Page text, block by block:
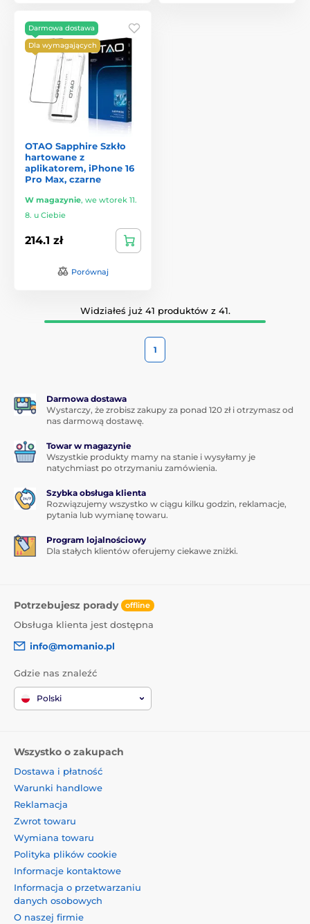
Darmowa dostawa
Dla wymagających
OTAO Sapphire Szkło
hartowane z
aplikatorem, iPhone 16
Pro Max, czarne
W magazynie, we wtorek 11.
8. u Ciebie
214.1 zł
Porównaj
Widziałeś już 41 produktów z 41.
1
Darmowa dostawa
Wystarczy, że zrobisz zakupy za ponad 120 zł i otrzymasz od
nas darmową dostawę.
Towar w magazynie
Wszystkie produkty mamy na stanie i wysyłamy je
natychmiast po otrzymaniu zamówienia.
Szybka obsługa klienta
Rozwiązujemy wszystko w ciągu kilku godzin, reklamacje,
pytania lub wymianę towaru.
Program lojalnościowy
Dla stałych klientów oferujemy ciekawe zniżki.
Potrzebujesz porady offline
Obsługa klienta jest dostępna
info@momanio.pl
Gdzie nas znaleźć
Polski
Wszystko o zakupach
Dostawa i płatność
Warunki handlowe
Reklamacja
Zwrot towaru
Wymiana towaru
Polityka plików cookie
Informacje kontaktowe
Informacja o przetwarzaniu
danych osobowych
O naszej firmie